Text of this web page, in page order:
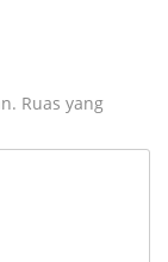
Ruas yang